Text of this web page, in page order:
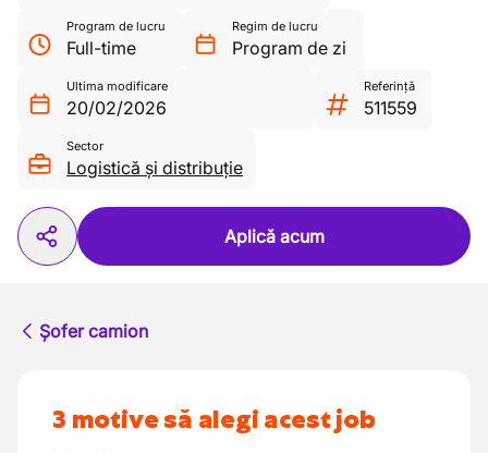
Program de lucru
Full-time
Regim de lucru
Program de zi
Ultima modificare
20/02/2026
Referință
511559
Sector
Logistică și distribuție
Aplică acum
Șofer camion
3 motive să alegi acest job